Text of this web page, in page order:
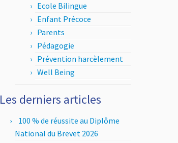
Ecole Bilingue
Enfant Précoce
Parents
Pédagogie
Prévention harcèlement
Well Being
Les derniers articles
100 % de réussite au Diplôme
National du Brevet 2026